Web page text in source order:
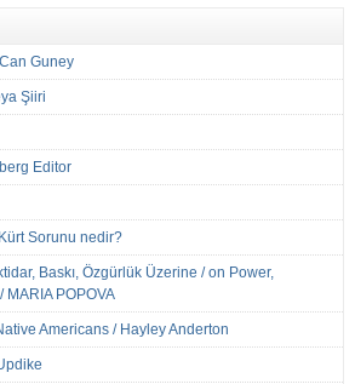
Can Guney
Şiiri
Editor
Sorunu nedir?
Baskı, Özgürlük Üzerine / on Power,
POPOVA
Americans / Hayley Anderton